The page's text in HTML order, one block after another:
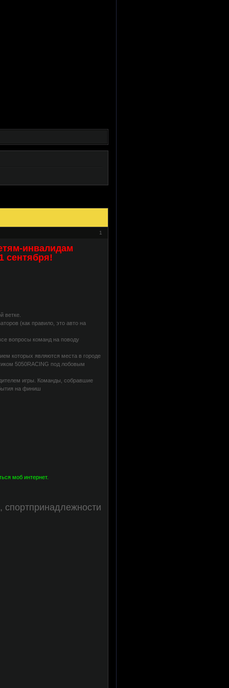
1
инвалидам
сентября!
ветке.
(как правило, это авто на
вопросы команд на поводу
которых являются места в городе
5050RACING под лобовым
игры. Команды, собравшие
на финиш
моб интернет.